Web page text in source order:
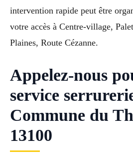
intervention rapide peut être
votre accès à Centre-village,
Plaines, Route Cézanne.
Appelez-nous
service
Commune du
13100